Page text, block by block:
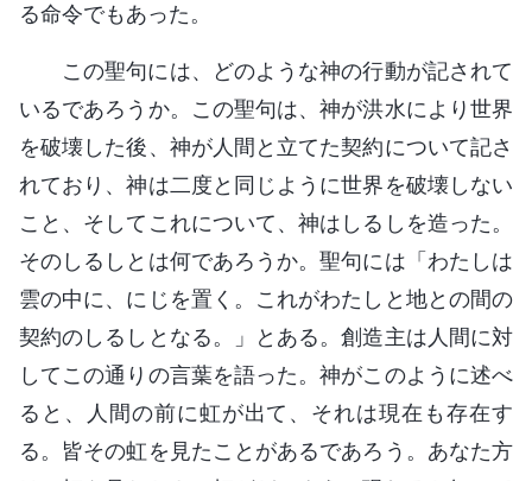
る命令でもあった。
この聖句には、どのような神の行動が記されて
いるであろうか。この聖句は、神が洪水により世界
を破壊した後、神が人間と立てた契約について記さ
れており、神は二度と同じように世界を破壊しない
こと、そしてこれについて、神はしるしを造った。
そのしるしとは何であろうか。聖句には「わたしは
雲の中に、にじを置く。これがわたしと地との間の
契約のしるしとなる。」とある。創造主は人間に対
してこの通りの言葉を語った。神がこのように述べ
ると、人間の前に虹が出て、それは現在も存在す
る。皆その虹を見たことがあるであろう。あなた方